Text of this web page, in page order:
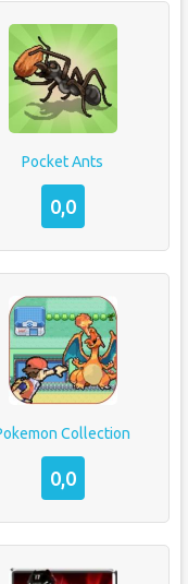
Pocket Ants
0,0
Collection
0,0